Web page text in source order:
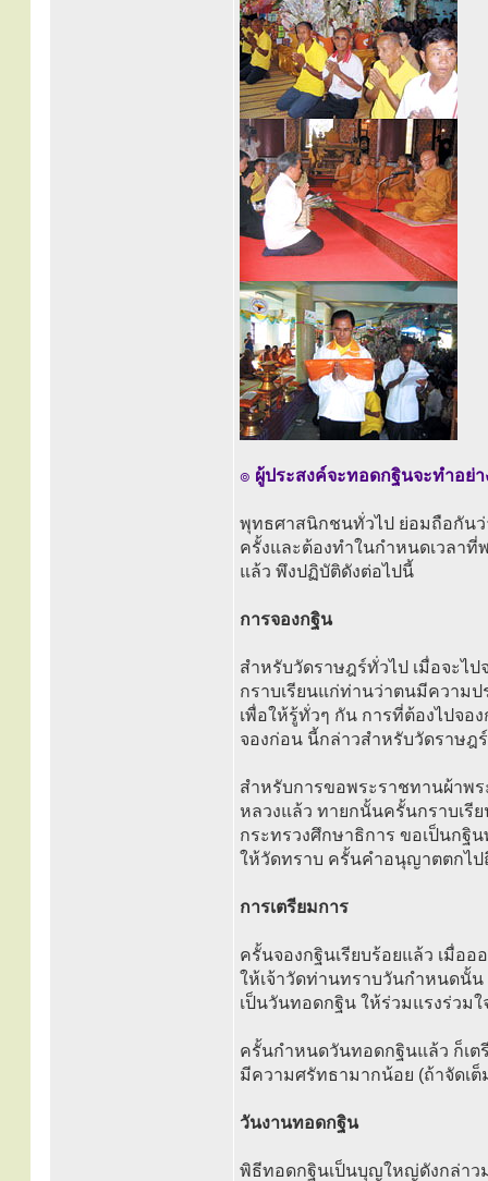
๏ ผู้ประสงค์จะทอดกฐินจะทำอย่า
พุทธศาสนิกชนทั่วไป ย่อมถือกันว่
ครั้งและต้องทำในกำหนดเวลา
แล้ว พึงปฏิบัติดังต่อไปนี้
การจองกฐิน
สำหรับวัดราษฎร์ทั่วไป เมื่อจะไ
กราบเรียนแก่ท่านว่าตนมีความ
เพื่อให้รู้ทั่วๆ กัน การที่ต้องไปจ
จองก่อน นี้กล่าวสำหรับวัดราษฎ
สำหรับการขอพระราชทานผ้าพ
หลวงแล้ว ทายกนั้นครั้นกราบเรี
กระทรวงศึกษาธิการ ขอเป็นกฐิ
ให้วัดทราบ ครั้นคำอนุญาตตกไป
การเตรียมการ
ครั้นจองกฐินเรียบร้อยแล้ว เมื่อ
ให้เจ้าวัดท่านทราบวันกำหนดนั้
เป็นวันทอดกฐิน ให้ร่วมแรงร่วม
ครั้นกำหนดวันทอดกฐินแล้ว ก็เต
มีความศรัทธามากน้อย (ถ้าจัดเต็
วันงานทอดกฐิน
พิธีทอดกฐินเป็นบุญใหญ่ดังกล่าว